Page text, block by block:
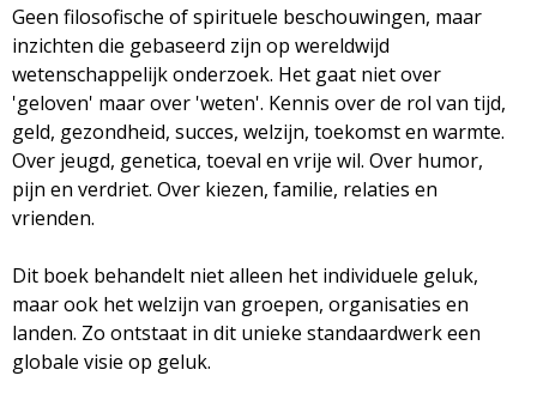
a
g
a
z
i
n
e
Geen filosofische of spirituele beschouwingen, maar
inzichten die gebaseerd zijn op wereldwijd
wetenschappelijk onderzoek. Het gaat niet over
'geloven' maar over 'weten'. Kennis over de rol van tijd,
geld, gezondheid, succes, welzijn, toekomst en warmte.
Over jeugd, genetica, toeval en vrije wil. Over humor,
pijn en verdriet. Over kiezen, familie, relaties en
vrienden.
Dit boek behandelt niet alleen het individuele geluk,
maar ook het welzijn van groepen, organisaties en
landen. Zo ontstaat in dit unieke standaardwerk een
globale visie op geluk.